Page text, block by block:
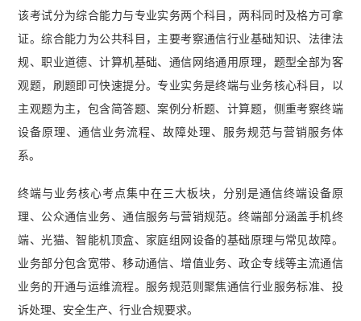
程师终端与业务知识点集锦】
【2026年中级通信
工程师综合能力知识点集锦】 【2025年中级通信
工程师终端与业务填空版背诵本】 【中级通信工程
师综合能力冲刺知识点】
该考试分为综合能力与专业实务两个科目，两科同时及格方可拿
证。综合能力为公共科目，主要考察通信行业基础知识、法律法
规、职业道德、计算机基础、通信网络通用原理，题型全部为客
观题，刷题即可快速提分。专业实务是终端与业务核心科目，以
主观题为主，包含简答题、案例分析题、计算题，侧重考察终端
设备原理、通信业务流程、故障处理、服务规范与营销服务体
系。
终端与业务核心考点集中在三大板块，分别是通信终端设备原
理、公众通信业务、通信服务与营销规范。终端部分涵盖手机终
端、光猫、智能机顶盒、家庭组网设备的基础原理与常见故障。
业务部分包含宽带、移动通信、增值业务、政企专线等主流通信
业务的开通与运维流程。服务规范则聚焦通信行业服务标准、投
诉处理、安全生产、行业合规要求。